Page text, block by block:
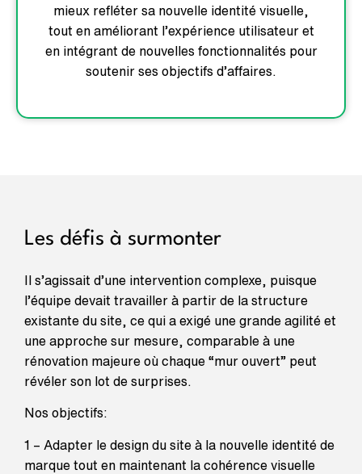
mieux refléter sa nouvelle identité visuelle,
tout en améliorant l’expérience utilisateur et
en intégrant de nouvelles fonctionnalités pour
soutenir ses objectifs d’affaires.
Les défis à surmonter
Il s’agissait d’une intervention complexe, puisque
l’équipe devait travailler à partir de la structure
existante du site, ce qui a exigé une grande agilité et
une approche sur mesure, comparable à une
rénovation majeure où chaque “mur ouvert” peut
révéler son lot de surprises.
Nos objectifs:
1 – Adapter le design du site à la nouvelle identité de
marque tout en maintenant la cohérence visuelle